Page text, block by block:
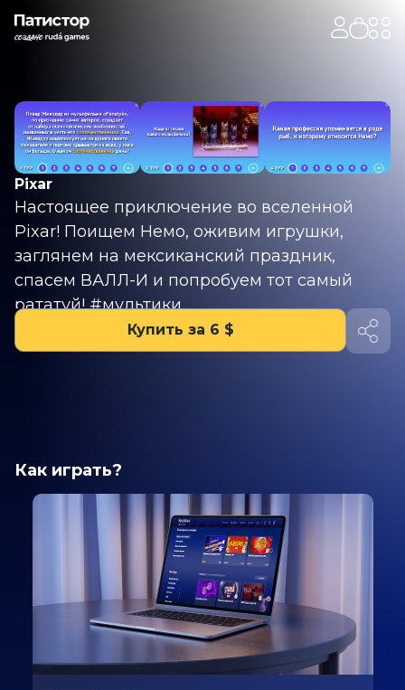
Pixar
Настоящее приключение во вселенной
Pixar! Поищем Немо, оживим игрушки,
заглянем на мексиканский праздник,
спасем ВАЛЛ-И и попробуем тот самый
рататуй! #мультики
Купить за 6 $
Как играть?